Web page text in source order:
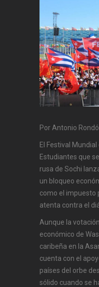
Por Antonio
El Festival
Estudiantes que
rusa de Sochi
un bloqueo
como el impuesto
atenta contra el
Aunque la
económico de
caribeña en la
cuenta con el
países del orbe
sólido cuando se